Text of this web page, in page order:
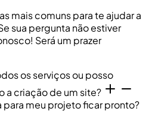
mais comuns para te ajudar a
sua pergunta não estiver
Será um prazer
os serviços ou posso
a criação de um site?
meu projeto ficar pronto?